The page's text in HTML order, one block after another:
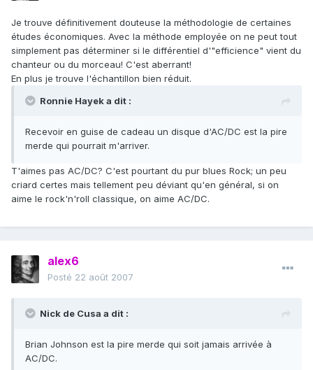
Je trouve définitivement douteuse la méthodologie de certaines
études économiques. Avec la méthode employée on ne peut tout
simplement pas déterminer si le différentiel d'"efficience" vient du
chanteur ou du morceau! C'est aberrant!
En plus je trouve l'échantillon bien réduit.
Ronnie Hayek a dit :
Recevoir en guise de cadeau un disque d'AC/DC est la pire
merde qui pourrait m'arriver.
T'aimes pas AC/DC? C'est pourtant du pur blues Rock; un peu
criard certes mais tellement peu déviant qu'en général, si on
aime le rock'n'roll classique, on aime AC/DC.
alex6
Posté 22 août 2007
Nick de Cusa a dit :
Brian Johnson est la pire merde qui soit jamais arrivée à
AC/DC.